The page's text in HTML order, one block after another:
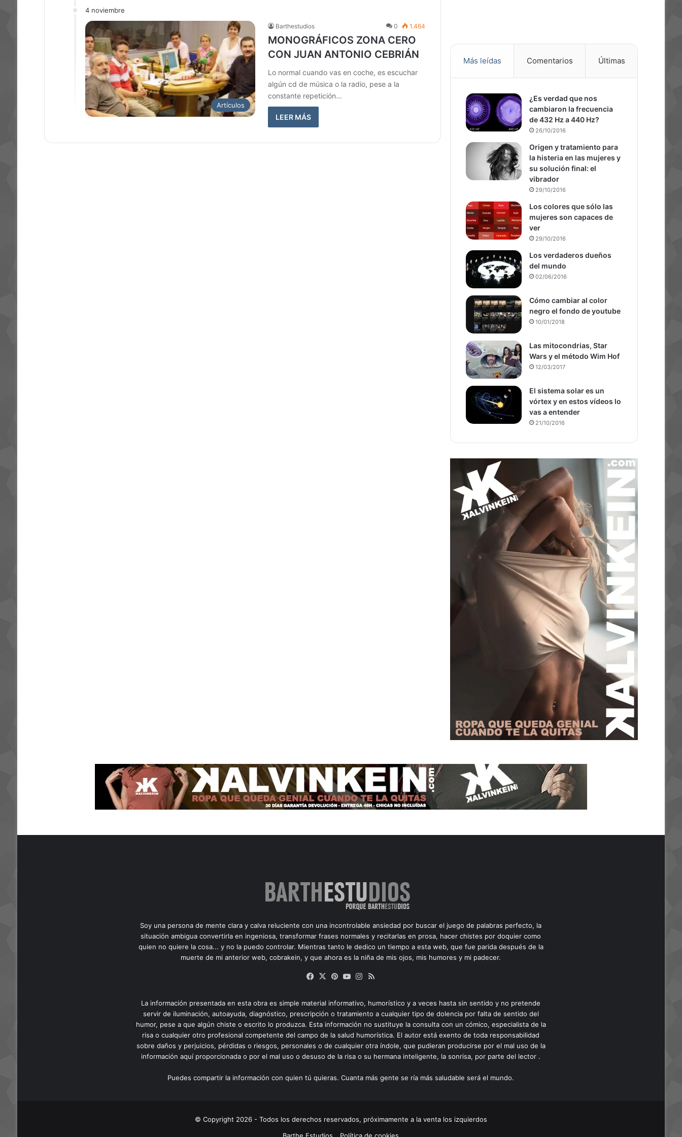
4 noviembre
Artículos
Barthestudios 0 1.464
MONOGRÁFICOS ZONA CERO
CON JUAN ANTONIO CEBRIÁN
Lo normal cuando vas en coche, es escuchar
algún cd de música o la radio, pese a la
constante repetición…
LEER MÁS
Más leídas Comentarios Últimas
¿Es verdad que nos
cambiaron la frecuencia
de 432 Hz a 440 Hz?
26/10/2016
Origen y tratamiento para
la histeria en las mujeres y
su solución final: el
vibrador
29/10/2016
Los colores que sólo las
mujeres son capaces de
ver
29/10/2016
Los verdaderos dueños
del mundo
02/06/2016
Cómo cambiar al color
negro el fondo de youtube
10/01/2018
Las mitocondrias, Star
Wars y el método Wim Hof
12/03/2017
El sistema solar es un
vórtex y en estos vídeos lo
vas a entender
21/10/2016
Soy una persona de mente clara y calva reluciente con una incontrolable ansiedad por buscar el juego de palabras perfecto, la
situación ambigua convertirla en ingeniosa, transformar frases normales y recitarlas en prosa, hacer chistes por doquier como
quien no quiere la cosa... y no la puedo controlar. Mientras tanto le dedico un tiempo a esta web, que fue parida después de la
muerte de mi anterior web, cobrakein, y que ahora es la niña de mis ojos, mis humores y mi padecer.
Facebook
X Pinterest
YouTubeInstagram
La información presentada en esta obra es simple material informativo, humorístico y a veces hasta sin sentido y no pretende
servir de iluminación, autoayuda, diagnóstico, prescripción o tratamiento a cualquier tipo de dolencia por falta de sentido del
humor, pese a que algún chiste o escrito lo produzca. Esta información no sustituye la consulta con un cómico, especialista de la
risa o cualquier otro profesional competente del campo de la salud humorística. El autor está exento de toda responsabilidad
sobre daños y perjuicios, pérdidas o riesgos, personales o de cualquier otra índole, que pudieran producirse por el mal uso de la
información aquí proporcionada o por el mal uso o desuso de la risa o su hermana inteligente, la sonrisa, por parte del lector .
Puedes compartir la información con quien tú quieras. Cuanta más gente se ría más saludable será el mundo.
© Copyright 2026 - Todos los derechos reservados, próximamente a la venta los izquierdos